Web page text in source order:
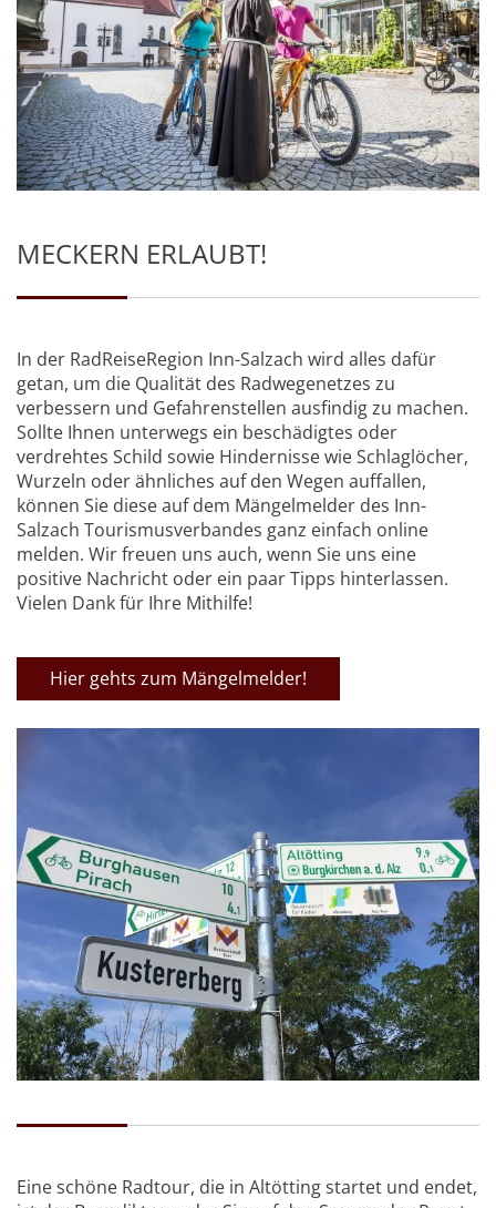
MECKERN ERLAUBT!
In der RadReiseRegion Inn-Salzach wird alles dafür
getan, um die Qualität des Radwegenetzes zu
verbessern und Gefahrenstellen ausfindig zu machen.
Sollte Ihnen unterwegs ein beschädigtes oder
verdrehtes Schild sowie Hindernisse wie Schlaglöcher,
Wurzeln oder ähnliches auf den Wegen auffallen,
können Sie diese auf dem Mängelmelder des Inn-
Salzach Tourismusverbandes ganz einfach online
melden. Wir freuen uns auch, wenn Sie uns eine
positive Nachricht oder ein paar Tipps hinterlassen.
Vielen Dank für Ihre Mithilfe!
Hier gehts zum Mängelmelder!
Eine schöne Radtour, die in Altötting startet und endet,